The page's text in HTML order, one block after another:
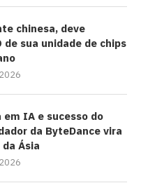
chinesa, deve
de sua unidade de chips
em IA e sucesso do
da ByteDance vira
Ásia